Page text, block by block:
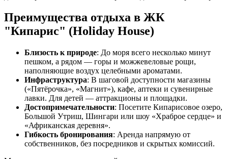
Преимущества отдыха в ЖК
"Кипарис" (Holiday House)
Близость к природе: До моря всего несколько минут
пешком, а рядом — горы и можжевеловые рощи,
наполняющие воздух целебными ароматами.
Инфраструктура: В шаговой доступности магазины
(«Пятёрочка», «Магнит»), кафе, аптеки и сувенирные
лавки. Для детей — аттракционы и площадки.
Достопримечательности: Посетите Кипарисовое озеро,
Большой Утриш, Шингари или шоу «Храброе сердце» и
«Африканская деревня».
Гибкость бронирования: Аренда напрямую от
собственников, без посредников и скрытых комиссий.